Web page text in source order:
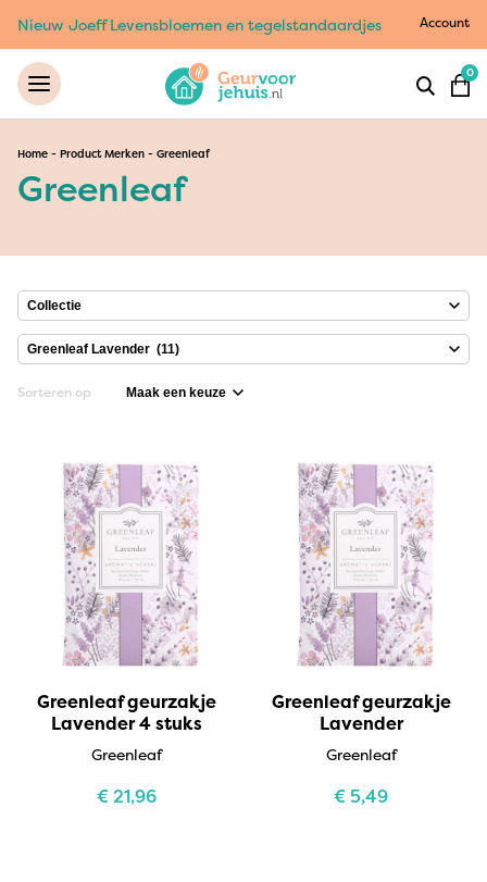
Nieuw Joeff Levensbloemen en tegelstandaardjes Account
0
Home - Product Merken - Greenleaf
Greenleaf
Sorteren op
Greenleaf geurzakje
Lavender 4 stuks
Greenleaf
€21,96
Greenleaf geurzakje
Lavender
Greenleaf
€ 5,49